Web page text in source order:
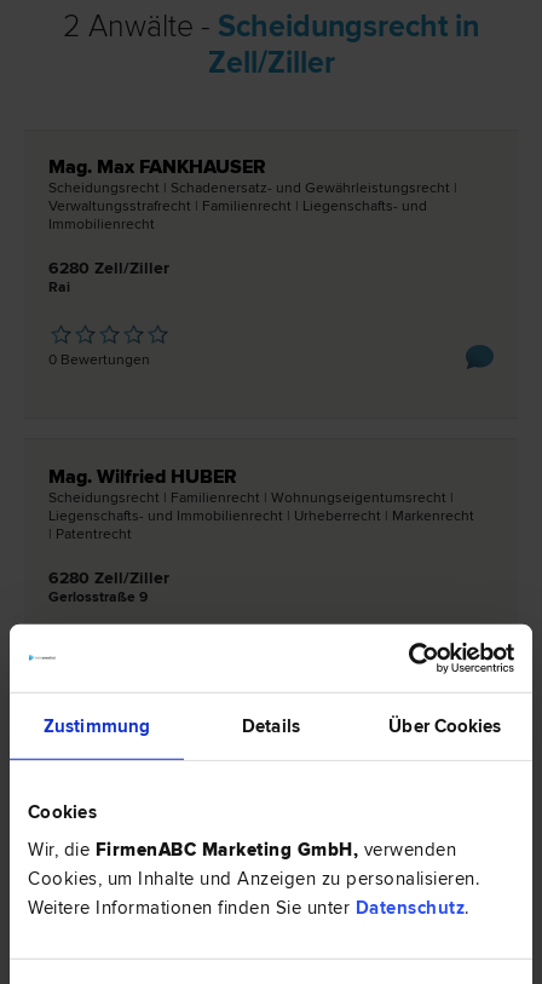
Zustimmung Details Über Cookies
Cookies
Wir, die FirmenABC Marketing GmbH, verwenden
Cookies, um Inhalte und Anzeigen zu personalisieren.
Weitere Informationen finden Sie unter Datenschutz.
2 Anwälte - Scheidungsrecht in
Zell/Ziller
Mag. Max FANKHAUSER
Scheidungs­recht | Schadenersatz- und Gewährleistungs­recht |
Verwaltungsstraf­recht | Familien­recht | Liegenschafts- und
Immobilien­recht
6280 Zell/Ziller
Rai
0 Bewertungen
Mag. Wilfried HUBER
Scheidungs­recht | Familien­recht | Wohnungseigentums­recht |
Liegenschafts- und Immobilien­recht | Urheber­recht | Marken­recht
| Patent­recht
6280 Zell/Ziller
Gerlosstraße 9
Rechtsnews & Expertentipps zum Thema
"Scheidungsrecht"
EXPERTENTIPP